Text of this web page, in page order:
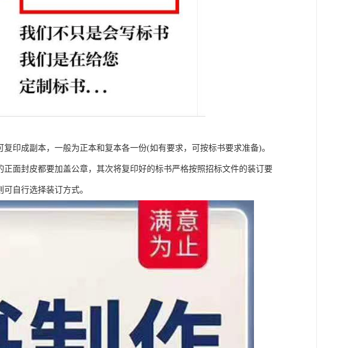
印成副本，一般为正本和复本各一份(如有要求，可按标书要求准备)。
面封皮都要加盖公章，其次将复印好的标书严格按照招标文件的装订要
自行选择装订方式。